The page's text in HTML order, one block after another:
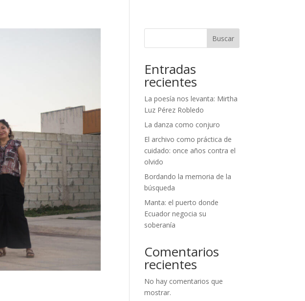
Buscar
Entradas
recientes
La poesía nos levanta: Mirtha
Luz Pérez Robledo
La danza como conjuro
El archivo como práctica de
cuidado: once años contra el
olvido
Bordando la memoria de la
búsqueda
Manta: el puerto donde
Ecuador negocia su
soberanía
Comentarios
recientes
No hay comentarios que
mostrar.